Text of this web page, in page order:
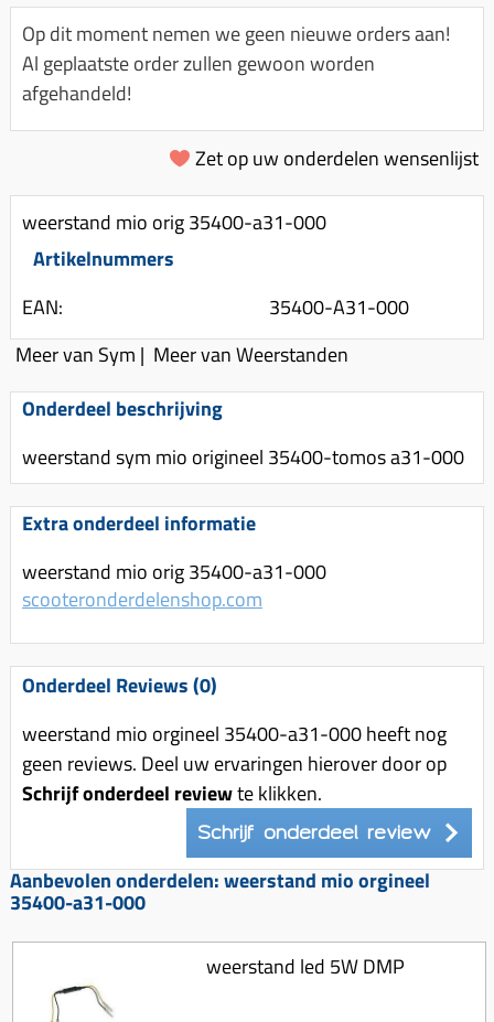
Spanningsregelaar
Toerenbegrenzer
Remlichtschakelaar
Luchtfilter (delen)
Luchtfilter deksel
Motor blokken
Membraan (delen)
Pakking (sets)
Vlotterbak pakking
Powerfilter
Schakel (delen)
Spruitstuk (delen)
Uitlaten compleet
Uitlaat bocht
Radiateur (delen)
Waterpomp (delen)
Variorolsets
Pulley
Variateur (delen)
Variokit
Zuigers
Tomos opvoeren (kits)
Koppeling compleet
Km teller kabel
Kickstart deksel
Kickstart ronsel
Schokbrekers
Spiegels
Stuur (delen)
Remblokken
Rem (delen)
Remhevels
Remsegmenten
Remschijven
Voorvork
Zadel
Standaard
Kinderzitje (scooter)
Olie-onderhoudsmiddelen
Oppakbeugel
Scooterhoezen
Scooter Kleding
Stickers
Stuurslot
Regenkleding
Vespa accessoires
Voordragers
Accessoires overig
Gereedschap
Op dit moment nemen we geen nieuwe orders aan!
Al geplaatste order zullen gewoon worden
afgehandeld!
Zet op uw onderdelen wensenlijst
weerstand mio orig 35400-a31-000
Artikelnummers
EAN:
35400-A31-000
Meer van Sym | Meer van Weerstanden
Onderdeel beschrijving
weerstand sym mio origineel 35400-tomos a31-000
Extra onderdeel informatie
weerstand mio orig 35400-a31-000
scooteronderdelenshop.com
Onderdeel Reviews (0)
weerstand mio orgineel 35400-a31-000 heeft nog
geen reviews. Deel uw ervaringen hierover door op
Schrijf onderdeel reviewte klikken.
Schrijf onderdeel review
Aanbevolen onderdelen: weerstand mio orgineel
35400-a31-000
weerstand led 5W DMP